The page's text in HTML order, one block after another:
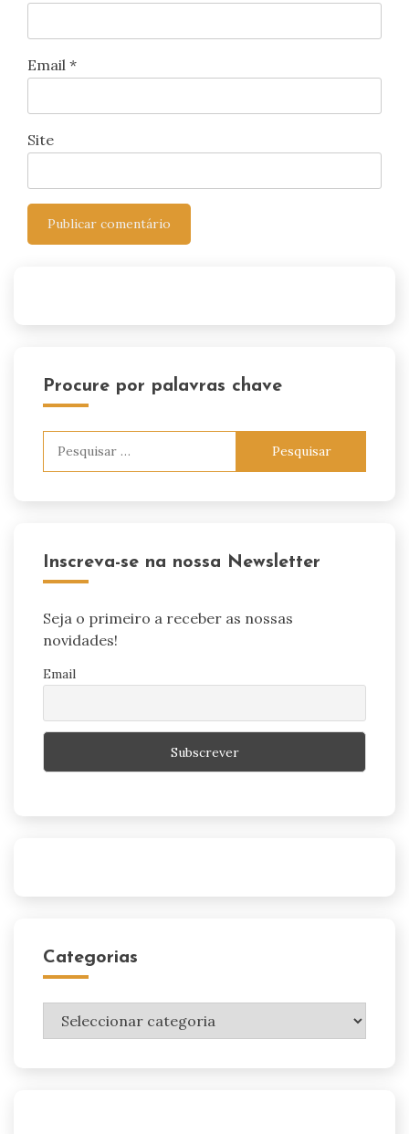
Email *
Site
Procure por palavras chave
Inscreva-se na nossa Newsletter
Seja o primeiro a receber as nossas
novidades!
Email
Categorias
Categorias